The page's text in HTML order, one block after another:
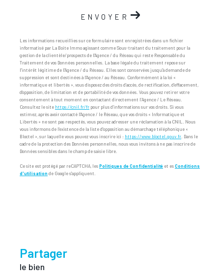
ENVOYER
Les informations recueillies sur ce formulaire sont enregistrées dans un fichier
informatisé par La Boite Immo agissant comme Sous-traitant du traitement pour la
gestion de la clientèle/prospects de l'Agence / du Réseau qui reste Responsable du
Traitement de vos Données personnelles. La base légale du traitement repose sur
l'intérêt légitime de l'Agence / du Réseau. Elles sont conservées jusqu'à demande de
suppression et sont destinées à l'Agence / au Réseau. Conformément à la loi «
informatique et libertés », vous disposez des droits d’accès, de rectification, d’effacement,
d’opposition, de limitation et de portabilité de vos données. Vous pouvez retirer votre
consentement à tout moment en contactant directement l’Agence / Le Réseau.
Consultez le site https://cnil.fr/fr pour plus d’informations sur vos droits. Si vous
estimez, après avoir contacté l'Agence / le Réseau, que vos droits « Informatique et
Libertés » ne sont pas respectés, vous pouvez adresser une réclamation à la CNIL. Nous
vous informons de l’existence de la liste d'opposition au démarchage téléphonique «
Bloctel », sur laquelle vous pouvez vous inscrire ici : https://www.bloctel.gouv.fr . Dans le
cadre de la protection des Données personnelles, nous vous invitons à ne pas inscrire de
Données sensibles dans le champ de saisie libre.
Ce site est protégé par reCAPTCHA, lesPolitiques de Confidentialité et esConditions
d'utilisation de Google s'appliquent.
partager
le bien